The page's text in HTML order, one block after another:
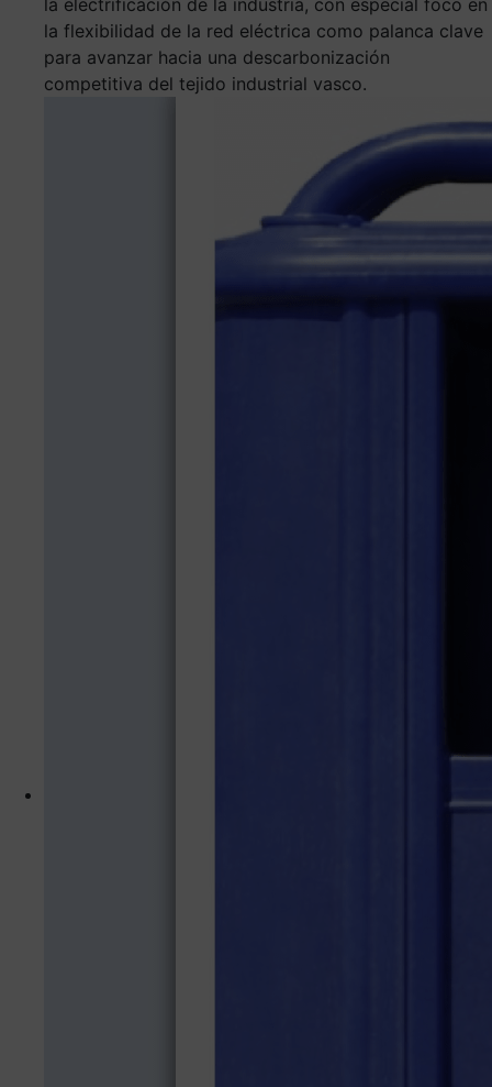
la flexibilidad de la red eléctrica como palanca clave
para avanzar hacia una descarbonización
competitiva del tejido industrial vasco.